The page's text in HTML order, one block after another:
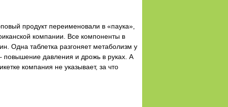
продукт переименовали в «паука»,
компании. Все компоненты в
Одна таблетка разгоняет метаболизм у
повышение давления и дрожь в руках. А
компания не указывает, за что